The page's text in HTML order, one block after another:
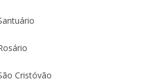
Cristóvão